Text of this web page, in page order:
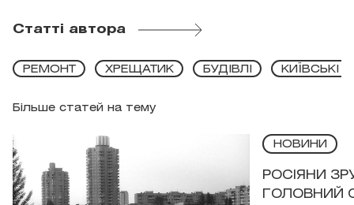
Статті автора
Більше статей на тему
РЕМОНТ ХРЕЩАТИК БУДІВЛІ КИЇВСЬКІ
НОВИНИ
РОСІЯНИ
ГОЛОВНИЙ